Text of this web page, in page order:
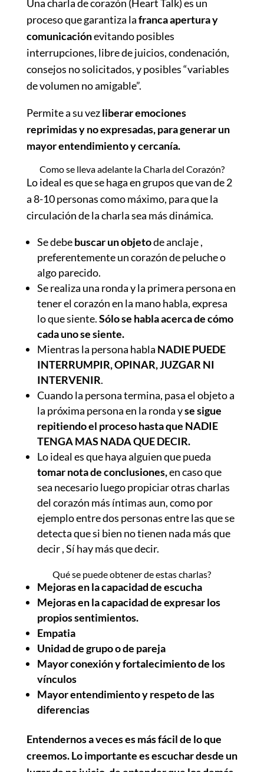
Una charla de corazón (Heart Talk) es un
proceso que garantiza lafranca apertura y
comunicaciónevitando posibles
interrupciones, libre de juicios, condenación,
consejos no solicitados, y posibles “variables
de volumen no amigable”.
Permite a su vezliberar emociones
reprimidas y no expresadas, para generar un
mayor entendimiento y cercanía.
Como se lleva adelante la Charla del Corazón?
Lo ideal es que se haga en grupos que van de 2
a 8-10 personas como máximo, para que la
circulación de la charla sea más dinámica.
Se debebuscar un objetode anclaje ,
preferentemente un corazón de peluche o
algo parecido.
Se realiza una ronda y la primera persona en
tener el corazón en la mano habla, expresa
lo que siente.Sólo se habla acerca de cómo
cada uno se siente.
Mientras la persona habla NADIE PUEDE
INTERRUMPIR, OPINAR, JUZGAR NI
INTERVENIR.
Cuando la persona termina, pasa el objeto a
la próxima persona en la ronda yse sigue
repitiendo el proceso hasta que NADIE
TENGA MAS NADA QUE DECIR.
Lo ideal es que haya alguien que pueda
tomar nota de conclusiones,en caso que
sea necesario luego propiciar otras charlas
del corazón más íntimas aun, como por
ejemplo entre dos personas entre las que se
detecta que si bien no tienen nada más que
decir , Sí hay más que decir.
Qué se puede obtener de estas charlas?
Mejoras en la capacidad de escucha
Mejoras en la capacidad de expresar los
propios sentimientos.
Empatia
Unidad de grupo o de pareja
Mayor conexión y fortalecimiento de los
vínculos
Mayor entendimiento y respeto de las
diferencias
Entendernos a veces es más fácil de lo que
creemos. Lo importante es escuchar desde un